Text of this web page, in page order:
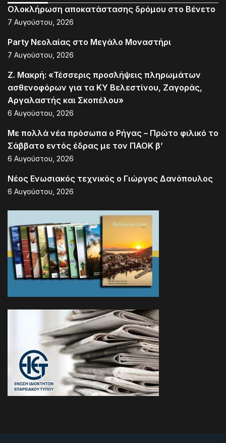
Ολοκλήρωση αποκατάστασης δρόμου στο Βένετο
7 Αυγούστου, 2026
Party Νεολαίας στο Μεγάλο Μοναστήρι
7 Αυγούστου, 2026
Ζ. Μακρή: «Τέσσερις προσλήψεις πληρωμάτων
ασθενοφόρων για τα ΚΥ Βελεστίνου, Ζαγοράς,
Αργαλαστής και Σκοπέλου»
6 Αυγούστου, 2026
Με πολλά νέα πρόσωπα ο Ρήγας – Πρώτο φιλικό το
Σάββατο εντός έδρας με τον ΠΑΟΚ β’
6 Αυγούστου, 2026
Νέος Ενωσιακός τεχνικός ο Γιώργος Δανόπουλος
6 Αυγούστου, 2026